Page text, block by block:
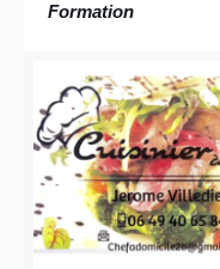
Formation